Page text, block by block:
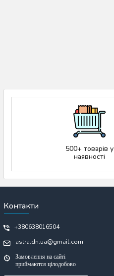
500+ товарів у
наявності
Контакти
+380638016504
astra.dn.ua@gmail.com
Замовлення на сайті
приймаются цілодобово